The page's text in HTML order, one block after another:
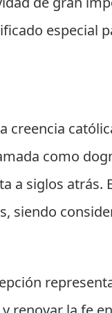
especial
creencia
como
a siglos atrás.
siendo